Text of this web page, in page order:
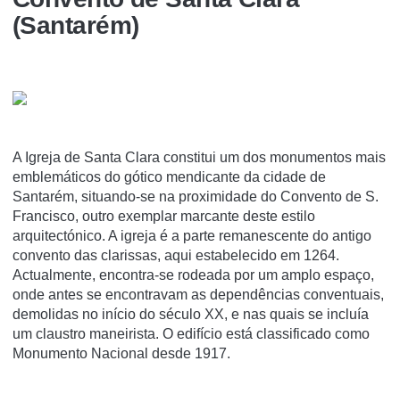
(Santarém)
A Igreja de Santa Clara constitui um dos monumentos mais
emblemáticos do gótico mendicante da cidade de
Santarém, situando-se na proximidade do Convento de S.
Francisco, outro exemplar marcante deste estilo
arquitectónico. A igreja é a parte remanescente do antigo
convento das clarissas, aqui estabelecido em 1264.
Actualmente, encontra-se rodeada por um amplo espaço,
onde antes se encontravam as dependências conventuais,
demolidas no iní­cio do século XX, e nas quais se incluí­a
um claustro maneirista. O edifí­cio está classificado como
Monumento Nacional desde 1917.